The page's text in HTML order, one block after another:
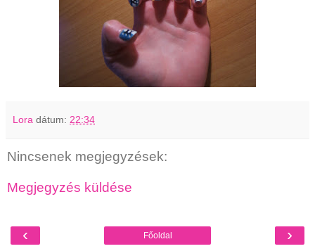
Lora dátum: 22:34
Nincsenek megjegyzések:
Megjegyzés küldése
‹ ›
Főoldal